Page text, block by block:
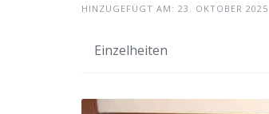
HINZUGEFÜGT AM: 23. OKTOBER 2025
Einzelheiten